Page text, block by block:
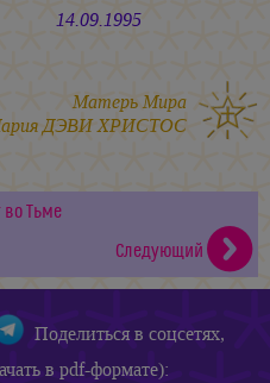
Матерь Мира
ДЭВИ ХРИСТОС
во Тьме
Следующий
Поделиться в соцсетях,
в pdf-формате):